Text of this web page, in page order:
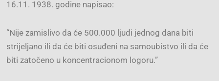
16.11. 1938. godine napisao:
“Nije zamislivo da će 500.000 ljudi jednog dana biti
strijeljano ili da će biti osuđeni na samoubistvo ili da će
biti zatočeno u koncentracionom logoru.”